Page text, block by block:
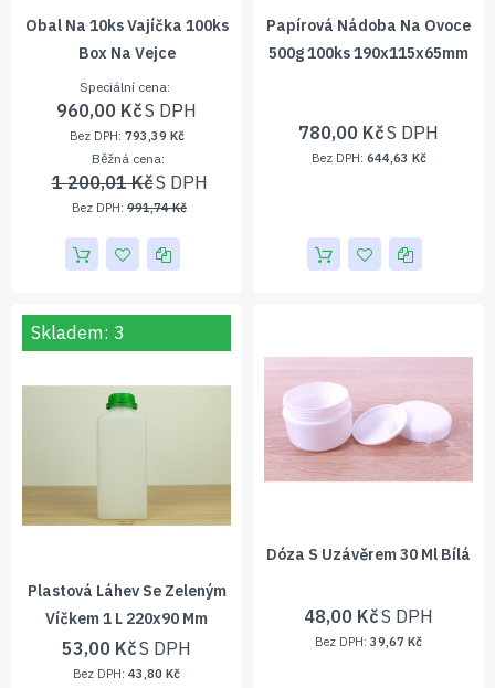
Obal Na 10ks Vajíčka 100ks
Box Na Vejce
Speciální cena
960,00 Kč
793,39 Kč
Běžná cena
1 200,01 Kč
991,74 Kč
Papírová Nádoba Na Ovoce
500g 100ks 190x115x65mm
780,00 Kč
644,63 Kč
Skladem: 3
Plastová Láhev Se Zeleným
Víčkem 1 L 220x90 Mm
53,00 Kč
43,80 Kč
Dóza S Uzávěrem 30 Ml Bílá
48,00 Kč
39,67 Kč